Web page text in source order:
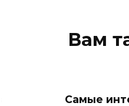
Вам
Самые